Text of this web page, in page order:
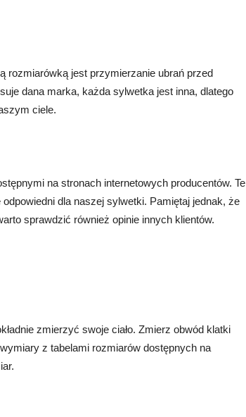
rozmiarówką jest przymierzanie ubrań przed
dana marka, każda sylwetka jest inna, dlatego
ciele.
na stronach internetowych producentów. Te
dla naszej sylwetki. Pamiętaj jednak, że
sprawdzić również opinie innych klientów.
zmierzyć swoje ciało. Zmierz obwód klatki
z tabelami rozmiarów dostępnych na